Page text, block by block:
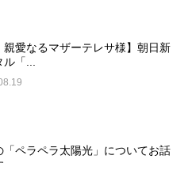
愛なるマザーテレサ様】朝日新
「...
「ペラペラ太陽光」についてお話